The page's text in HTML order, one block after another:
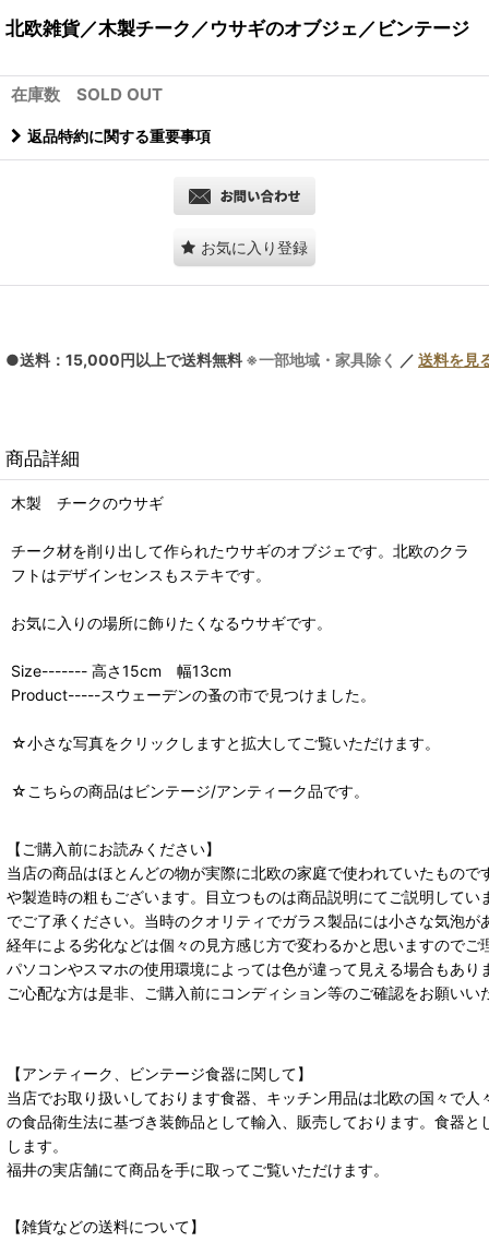
北欧雑貨／木製チーク／ウサギのオブジェ／ビンテージ
在庫数 SOLD OUT
返品特約に関する重要事項
お気に入り登録
●送料：15,000円以上で送料無料 ※一部地域・家具除く ／ 送料を見
商品詳細
木製 チークのウサギ
チーク材を削り出して作られたウサギのオブジェです。北欧のクラ
フトはデザインセンスもステキです。
お気に入りの場所に飾りたくなるウサギです。
Size------- 高さ15cm 幅13cm
Product-----スウェーデンの蚤の市で見つけました。
☆小さな写真をクリックしますと拡大してご覧いただけます。
☆こちらの商品はビンテージ/アンティーク品です。
【ご購入前にお読みください】
当店の商品はほとんどの物が実際に北欧の家庭で使われていたもの
や製造時の粗もございます。目立つものは商品説明にてご説明して
でご了承ください。当時のクオリティでガラス製品には小さな気泡が
経年による劣化などは個々の見方感じ方で変わるかと思いますのでご
パソコンやスマホの使用環境によっては色が違って見える場合もあ
ご心配な方は是非、ご購入前にコンディション等のご確認をお願い
【アンティーク、ビンテージ食器に関して】
当店でお取り扱いしております食器、キッチン用品は北欧の国々で
の食品衛生法に基づき装飾品として輸入、販売しております。食器
します。
福井の実店舗にて商品を手に取ってご覧いただけます。
【雑貨などの送料について】